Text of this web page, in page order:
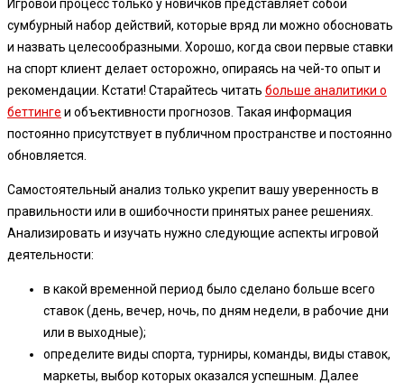
Игровой процесс только у новичков представляет собой
сумбурный набор действий, которые вряд ли можно обосновать
и назвать целесообразными. Хорошо, когда свои первые ставки
на спорт клиент делает осторожно, опираясь на чей-то опыт и
рекомендации. Кстати! Старайтесь читать больше аналитики о
беттинге и объективности прогнозов. Такая информация
постоянно присутствует в публичном пространстве и постоянно
обновляется.
Самостоятельный анализ только укрепит вашу уверенность в
правильности или в ошибочности принятых ранее решениях.
Анализировать и изучать нужно следующие аспекты игровой
деятельности:
в какой временной период было сделано больше всего
ставок (день, вечер, ночь, по дням недели, в рабочие дни
или в выходные);
определите виды спорта, турниры, команды, виды ставок,
маркеты, выбор которых оказался успешным. Далее